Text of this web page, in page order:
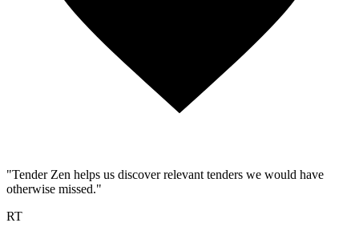
"Tender Zen helps us discover relevant tenders we would have
otherwise missed."
RT